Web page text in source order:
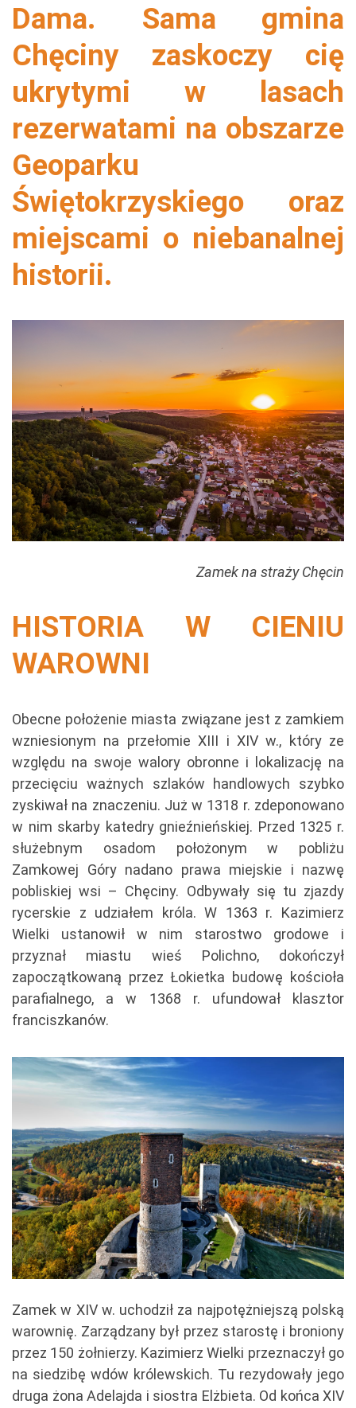
Dama. Sama gmina
Chęciny zaskoczy cię
ukrytymi w lasach
rezerwatami na obszarze
Geoparku
Świętokrzyskiego oraz
miejscami o niebanalnej
historii.
Zamek na straży Chęcin
HISTORIA W CIENIU
WAROWNI
Obecne położenie miasta związane jest z zamkiem
wzniesionym na przełomie XIII i XIV w., który ze
względu na swoje walory obronne i lokalizację na
przecięciu ważnych szlaków handlowych szybko
zyskiwał na znaczeniu. Już w 1318 r. zdeponowano
w nim skarby katedry gnieźnieńskiej. Przed 1325 r.
służebnym osadom położonym w pobliżu
Zamkowej Góry nadano prawa miejskie i nazwę
pobliskiej wsi – Chęciny. Odbywały się tu zjazdy
rycerskie z udziałem króla. W 1363 r. Kazimierz
Wielki ustanowił w nim starostwo grodowe i
przyznał miastu wieś Polichno, dokończył
zapoczątkowaną przez Łokietka budowę kościoła
parafialnego, a w 1368 r. ufundował klasztor
franciszkanów.
Zamek w XIV w. uchodził za najpotężniejszą polską
warownię. Zarządzany był przez starostę i broniony
przez 150 żołnierzy. Kazimierz Wielki przeznaczył go
na siedzibę wdów królewskich. Tu rezydowały jego
druga żona Adelajda i siostra Elżbieta. Od końca XIV